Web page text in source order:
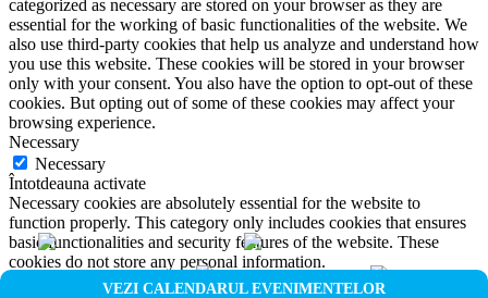
VEZI CALENDARUL EVENIMENTELOR
categorized as necessary are stored on your browser as they are
essential for the working of basic functionalities of the website. We
also use third-party cookies that help us analyze and understand how
you use this website. These cookies will be stored in your browser
only with your consent. You also have the option to opt-out of these
cookies. But opting out of some of these cookies may affect your
browsing experience.
Necessary
Necessary
Întotdeauna activate
Necessary cookies are absolutely essential for the website to
function properly. This category only includes cookies that ensures
basic functionalities and security features of the website. These
cookies do not store any personal information.
Non-necessary